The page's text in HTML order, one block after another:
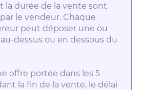
la durée de la vente sont
le vendeur. Chaque
peut déposer une ou
dessus ou en dessous du
offre portée dans les 5
la fin de la vente, le délai